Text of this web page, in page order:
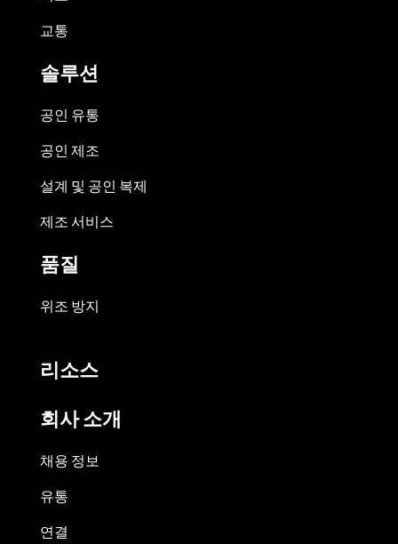
교통
솔루션
공인 유통
공인 제조
설계 및 공인 복제
제조 서비스
품질
위조 방지
리소스
회사 소개
채용 정보
유통
연결